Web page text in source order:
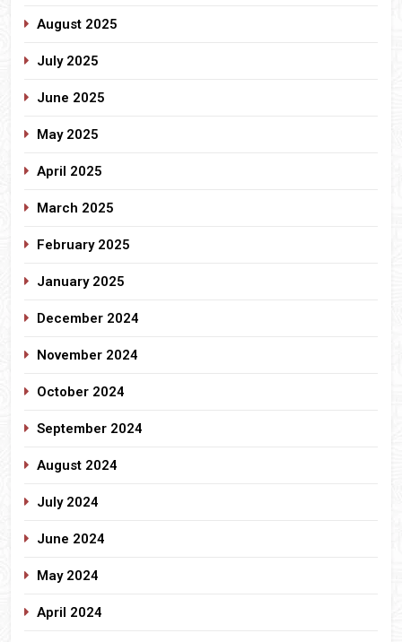
August 2025
July 2025
June 2025
May 2025
April 2025
March 2025
February 2025
January 2025
December 2024
November 2024
October 2024
September 2024
August 2024
July 2024
June 2024
May 2024
April 2024